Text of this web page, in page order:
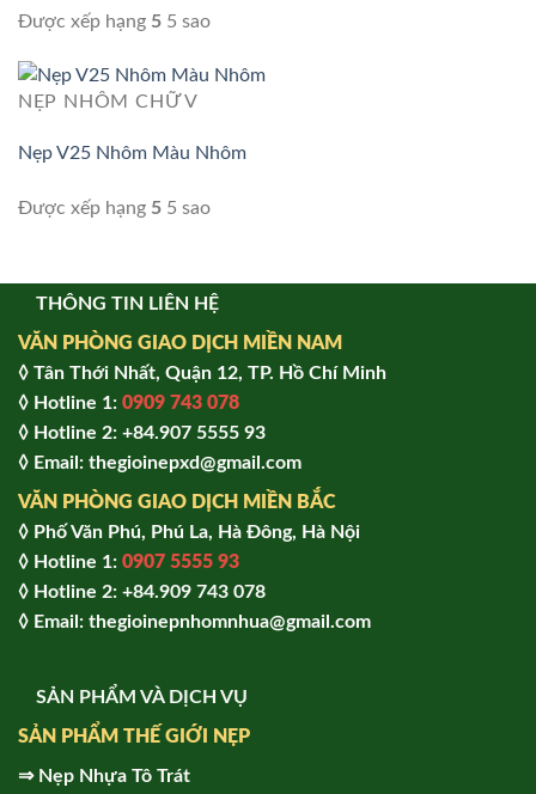
Được xếp hạng 55 sao
NẸP NHÔM CHỮ V
Nẹp V25 Nhôm Màu Nhôm
Được xếp hạng 55 sao
THÔNG TIN LIÊN HỆ
VĂN PHÒNG GIAO DỊCH MIỀN NAM
◊ Tân Thới Nhất, Quận 12, TP. Hồ Chí Minh
◊ Hotline 1: 0909 743 078
◊ Hotline 2: +84.907 5555 93
◊ Email: thegioinepxd@gmail.com
VĂN PHÒNG GIAO DỊCH MIỀN BẮC
◊ Phố Văn Phú, Phú La, Hà Đông, Hà Nội
◊ Hotline 1: 0907 5555 93
◊ Hot line 2: +84.909 743 078
◊ Email: thegioinepnhomnhua@gmail.com
SẢN PHẨM VÀ DỊCH VỤ
SẢN PHẨM THẾ GIỚI NẸP
⇒ Nẹp Nhựa Tô Trát